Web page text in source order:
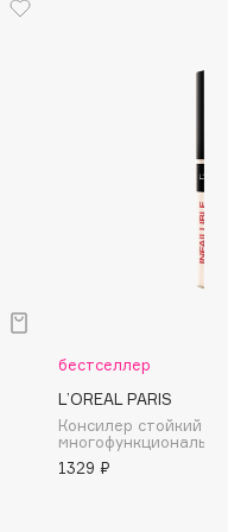
бестселлер
L’OREAL PARIS
Консилер стойкий
1329 ₽